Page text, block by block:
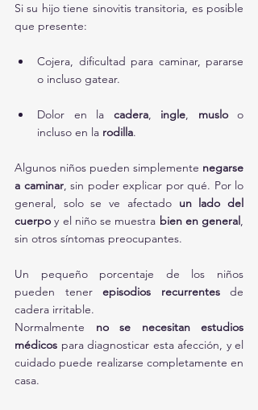
Si su hijo tiene sinovitis transitoria, es posible
que presente:
Cojera, dificultad para caminar, pararse
o incluso gatear.
Dolor en la cadera, ingle, muslo o
incluso en la rodilla.
Algunos niños pueden simplemente negarse
a caminar, sin poder explicar por qué. Por lo
general, solo se ve afectado un lado del
cuerpo y el niño se muestra bien en general,
sin otros síntomas preocupantes.
Un pequeño porcentaje de los niños
pueden tener episodios recurrentes de
cadera irritable.
Normalmente no se necesitan estudios
médicos para diagnosticar esta afección, y el
cuidado puede realizarse completamente en
casa.